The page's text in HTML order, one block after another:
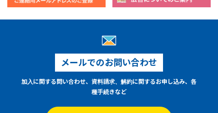
メールでのお問い合わせ
加入に関する問い合わせ、資料請求、解約に関するお申し込み、各
種手続きなど